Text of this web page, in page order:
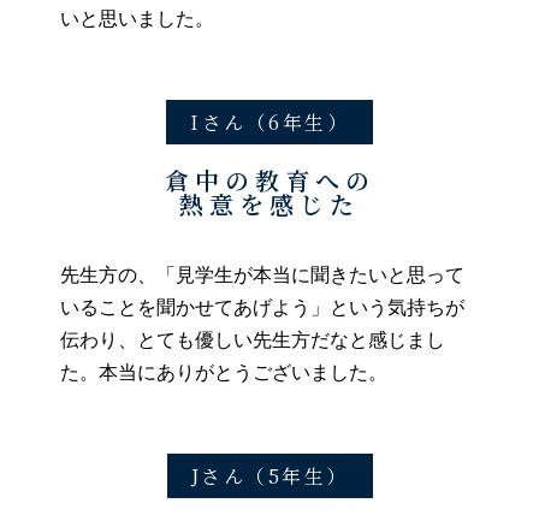
いと思いました。
Iさん（6年生）
倉中の教育への
熱意を感じた
先生方の、「見学生が本当に聞きたいと思って
いることを聞かせてあげよう」という気持ちが
伝わり、とても優しい先生方だなと感じまし
た。本当にありがとうございました。
Jさん（5年生）